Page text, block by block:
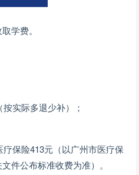
学费。
实际多退少补）；
保险413元（以广州市医疗保
件公布标准收费为准）。